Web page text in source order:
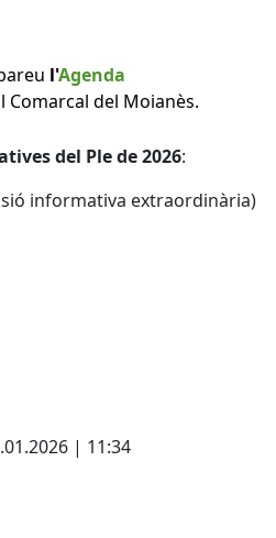
l'Agenda
Comarcal del Moianès.
del Ple de 2026:
informativa extraordinària)
| 11:34